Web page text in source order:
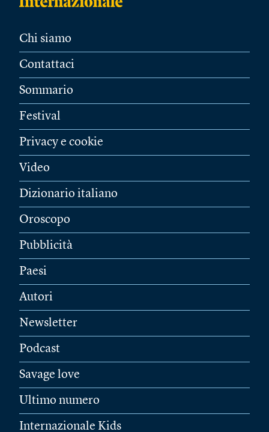
Chi siamo
Contattaci
Sommario
Festival
Privacy e cookie
Video
Dizionario italiano
Oroscopo
Pubblicità
Paesi
Autori
Newsletter
Podcast
Savage love
Ultimo numero
Internazionale Kids